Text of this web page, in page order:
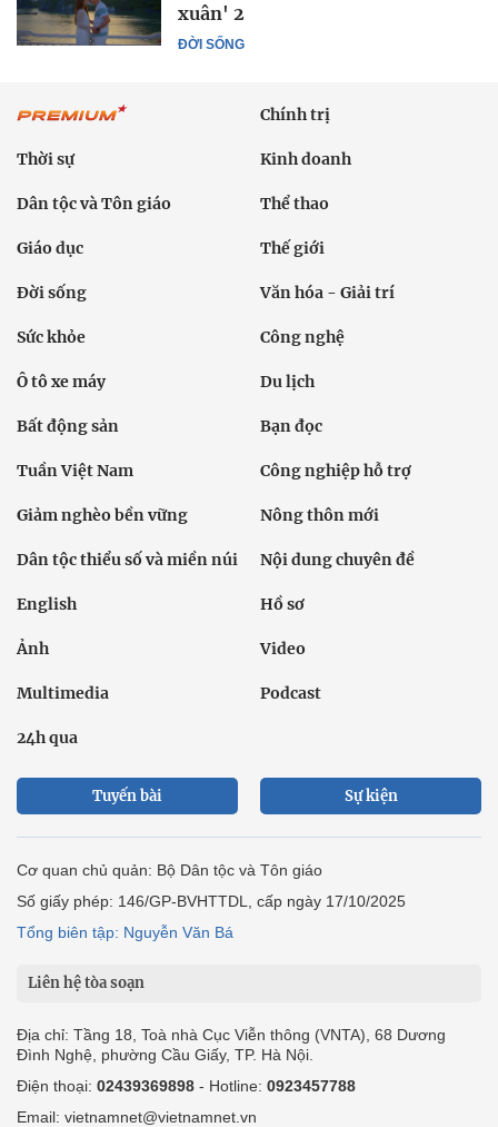
ĐỜI SỐNG
xuân' 2
Chính trị
Thời sự Kinh doanh
Dân tộc và Tôn giáo Thể thao
Giáo dục Thế giới
Đời sống Văn hóa - Giải trí
Sức khỏe Công nghệ
Ô tô xe máy Du lịch
Bất động sản Bạn đọc
Tuần Việt Nam Công nghiệp hỗ trợ
Giảm nghèo bền vững Nông thôn mới
Dân tộc thiểu số và miền núi Nội dung chuyên đề
English Hồ sơ
Ảnh Video
Multimedia Podcast
24h qua
Tuyến bài Sự kiện
Cơ quan chủ quản: Bộ Dân tộc và Tôn giáo
Số giấy phép: 146/GP-BVHTTDL, cấp ngày 17/10/2025
Tổng biên tập: Nguyễn Văn Bá
Liên hệ tòa soạn
Địa chỉ: Tầng 18, Toà nhà Cục Viễn thông (VNTA), 68 Dương
Đình Nghệ, phường Cầu Giấy, TP. Hà Nội.
Điện thoại: 02439369898 - Hotline: 0923457788
Email: vietnamnet@vietnamnet.vn